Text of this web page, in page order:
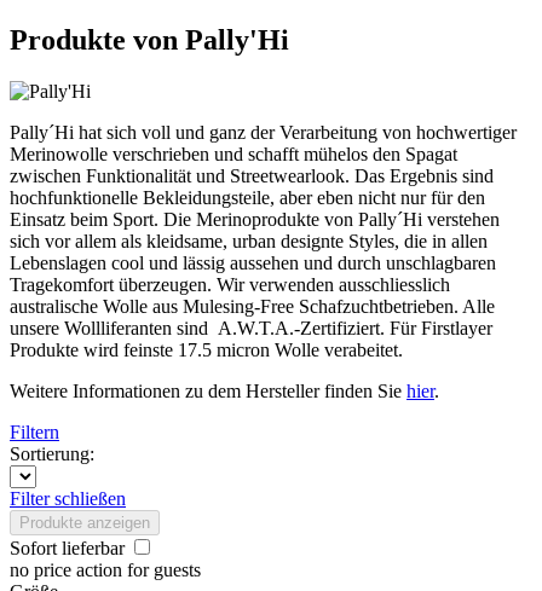
Produkte von Pally'Hi
Pally´Hi hat sich voll und ganz der Verarbeitung von hochwertiger
Merinowolle verschrieben und schafft mühelos den Spagat
zwischen Funktionalität und Streetwearlook. Das Ergebnis sind
hochfunktionelle Bekleidungsteile, aber eben nicht nur für den
Einsatz beim Sport. Die Merinoprodukte von Pally´Hi verstehen
sich vor allem als kleidsame, urban designte Styles, die in allen
Lebenslagen cool und lässig aussehen und durch unschlagbaren
Tragekomfort überzeugen. Wir verwenden ausschliesslich
australische Wolle aus Mulesing-Free Schafzuchtbetrieben. Alle
unsere Wollliferanten sind A.W.T.A.-Zertifiziert. Für Firstlayer
Produkte wird feinste 17.5 micron Wolle verabeitet.
Weitere Informationen zu dem Hersteller finden Sie hier.
Filtern
Sortierung:
Filter schließen
Produkte anzeigen
Sofort lieferbar
no price action for guests